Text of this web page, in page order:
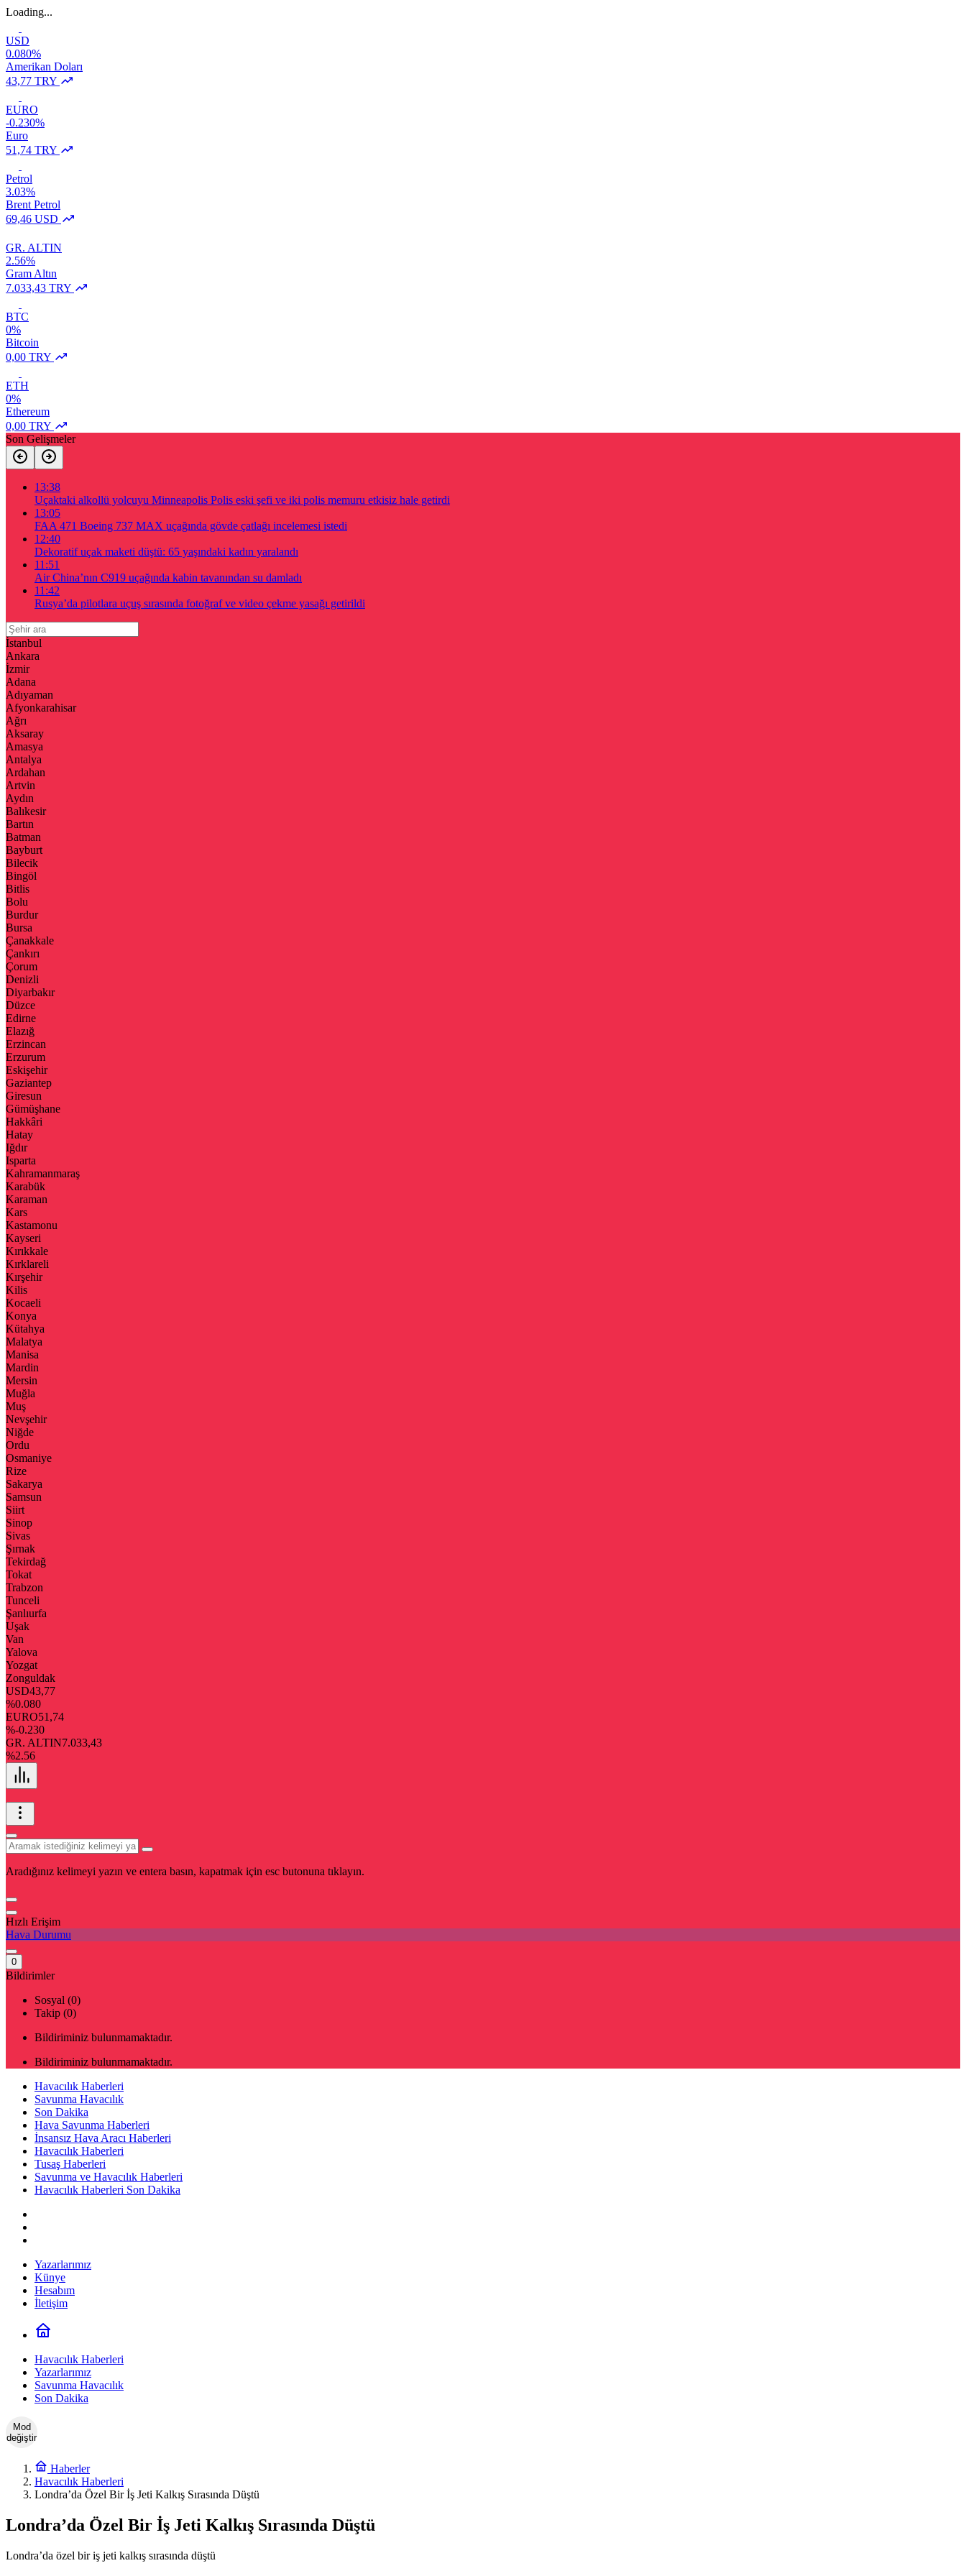
Loading...
USD
0.080%
Amerikan Doları
43,77 TRY
EURO
-0.230%
Euro
51,74 TRY
Petrol
3.03%
Brent Petrol
69,46 USD
GR. ALTIN
2.56%
Gram Altın
7.033,43 TRY
BTC
0%
Bitcoin
0,00 TRY
ETH
0%
Ethereum
0,00 TRY
Son Gelişmeler
13:38
Uçaktaki alkollü yolcuyu Minneapolis Polis eski şefi ve iki polis memuru etkisiz hale getirdi
13:05
FAA 471 Boeing 737 MAX uçağında gövde çatlağı incelemesi istedi
12:40
Dekoratif uçak maketi düştü: 65 yaşındaki kadın yaralandı
11:51
Air China’nın C919 uçağında kabin tavanından su damladı
11:42
Rusya’da pilotlara uçuş sırasında fotoğraf ve video çekme yasağı getirildi
İstanbul
Ankara
İzmir
Adana
Adıyaman
Afyonkarahisar
Ağrı
Aksaray
Amasya
Antalya
Ardahan
Artvin
Aydın
Balıkesir
Bartın
Batman
Bayburt
Bilecik
Bingöl
Bitlis
Bolu
Burdur
Bursa
Çanakkale
Çankırı
Çorum
Denizli
Diyarbakır
Düzce
Edirne
Elazığ
Erzincan
Erzurum
Eskişehir
Gaziantep
Giresun
Gümüşhane
Hakkâri
Hatay
Iğdır
Isparta
Kahramanmaraş
Karabük
Karaman
Kars
Kastamonu
Kayseri
Kırıkkale
Kırklareli
Kırşehir
Kilis
Kocaeli
Konya
Kütahya
Malatya
Manisa
Mardin
Mersin
Muğla
Muş
Nevşehir
Niğde
Ordu
Osmaniye
Rize
Sakarya
Samsun
Siirt
Sinop
Sivas
Şırnak
Tekirdağ
Tokat
Trabzon
Tunceli
Şanlıurfa
Uşak
Van
Yalova
Yozgat
Zonguldak
USD43,77
%0.080
EURO51,74
%-0.230
GR. ALTIN7.033,43
%2.56
Aradığınız kelimeyi yazın ve entera basın, kapatmak için esc butonuna tıklayın.
Hızlı Erişim
Hava Durumu
0
Bildirimler
Sosyal (0)
Takip (0)
Bildiriminiz bulunmamaktadır.
Bildiriminiz bulunmamaktadır.
Havacılık Haberleri
Savunma Havacılık
Son Dakika
Hava Savunma Haberleri
İnsansız Hava Aracı Haberleri
Havacılık Haberleri
Tusaş Haberleri
Savunma ve Havacılık Haberleri
Havacılık Haberleri Son Dakika
Yazarlarımız
Künye
Hesabım
İletişim
Havacılık Haberleri
Yazarlarımız
Savunma Havacılık
Son Dakika
Mod
değiştir
Haberler
Havacılık Haberleri
Londra’da Özel Bir İş Jeti Kalkış Sırasında Düştü
Londra’da Özel Bir İş Jeti Kalkış Sırasında Düştü
Londra’da özel bir iş jeti kalkış sırasında düştü